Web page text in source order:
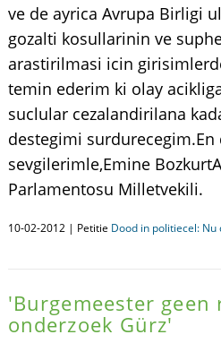
ve de ayrica Avrupa Birligi
gozalti kosullarinin ve
arastirilmasi icin
temin ederim ki olay
suclular cezalandirilana
destegimi surdurecegim.En
sevgilerimle,Emine
Parlamentosu Milletvekili.
10-02-2012 | Petitie Dood in politiecel:
'Burgemeester geen
onderzoek Gürz'